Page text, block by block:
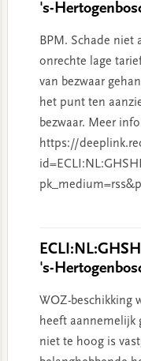
's-
BPM. Schade niet
onrechte lage
van bezwaar
het punt ten
bezwaar. Meer
https://
's-
WOZ-beschikking
heeft aannemelijk
niet te hoog is